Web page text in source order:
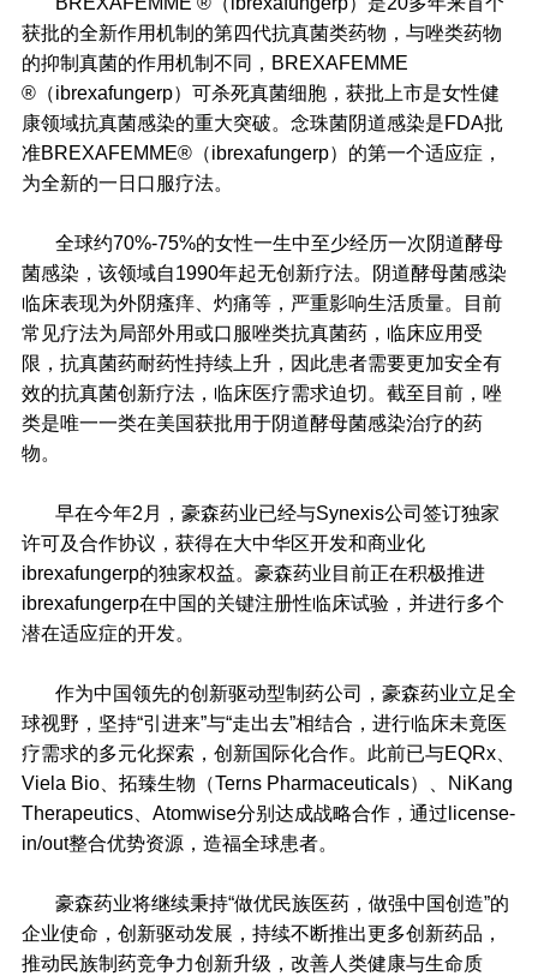
获批的全新作用机制的第四代抗真菌类药物，与唑类药物
的抑制真菌的作用机制不同，BREXAFEMME
®（ibrexafungerp）可杀死真菌细胞，获批上市是女性健
康领域抗真菌感染的重大突破。念珠菌阴道感染是FDA批
准BREXAFEMME®（ibrexafungerp）的第一个适应症，
为全新的一日口服疗法。
全球约70%-75%的女性一生中至少经历一次阴道酵母
菌感染，该领域自1990年起无创新疗法。阴道酵母菌感染
临床表现为外阴瘙痒、灼痛等，严重影响生活质量。目前
常见疗法为局部外用或口服唑类抗真菌药，临床应用受
限，抗真菌药耐药性持续上升，因此患者需要更加安全有
效的抗真菌创新疗法，临床医疗需求迫切。截至目前，唑
类是唯一一类在美国获批用于阴道酵母菌感染治疗的药
物。
早在今年2月，豪森药业已经与Synexis公司签订独家
许可及合作协议，获得在大中华区开发和商业化
ibrexafungerp的独家权益。豪森药业目前正在积极推进
ibrexafungerp在中国的关键注册性临床试验，并进行多个
潜在适应症的开发。
作为中国领先的创新驱动型制药公司，豪森药业立足全
球视野，坚持“引进来”与“走出去”相结合，进行临床未竟医
疗需求的多元化探索，创新国际化合作。此前已与EQRx、
Viela Bio、拓臻生物（Terns Pharmaceuticals）、NiKang
Therapeutics、Atomwise分别达成战略合作，通过license-
in/out整合优势资源，造福全球患者。
豪森药业将继续秉持“做优民族医药，做强中国创造”的
企业使命，创新驱动发展，持续不断推出更多创新药品，
推动民族制药竞争力创新升级，改善人类健康与生命质